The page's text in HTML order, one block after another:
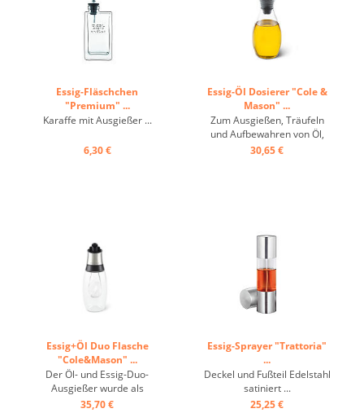
Essig-Fläschchen
"Premium" ...
Karaffe mit Ausgießer ...
6,30 €
Essig-Öl Dosierer "Cole &
Mason" ...
Zum Ausgießen, Träufeln
und Aufbewahren von Öl,
Essig oder Sojasauce - der
30,65 €
Essig+Öl Duo Flasche
"Cole&Mason" ...
Der Öl- und Essig-Duo-
Ausgießer wurde als
praktische und elegante
35,70 €
Essig-Sprayer "Trattoria"
...
Deckel und Fußteil Edelstahl
satiniert ...
25,25 €